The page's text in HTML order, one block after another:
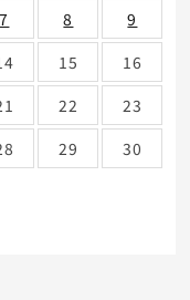
7 8
9
15
16
22
23
29
30